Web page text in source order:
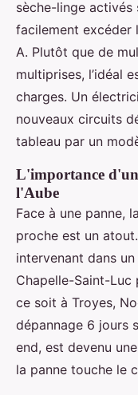
sèche-linge activés
facilement excéder
A. Plutôt que de
multiprises, l’idéal
charges. Un
nouveaux circuits
tableau par un
L'importance
l'Aube
Face à une panne,
proche est un
intervenant dans
Chapelle-Saint-Luc
ce soit à Troyes,
dépannage 6 jours
end, est devenu
la panne touche le